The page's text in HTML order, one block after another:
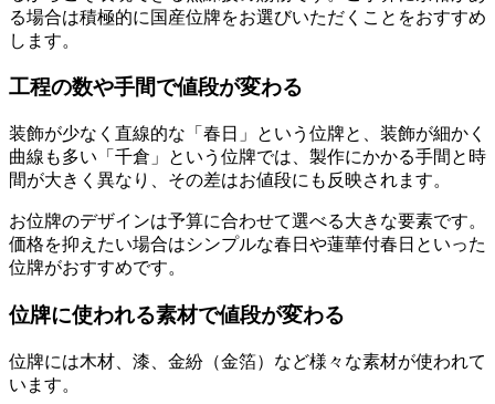
る場合は積極的に国産位牌をお選びいただくことをおすすめ
します。
工程の数や手間で値段が変わる
装飾が少なく直線的な「春日」という位牌と、装飾が細かく
曲線も多い「千倉」という位牌では、製作にかかる手間と時
間が大きく異なり、その差はお値段にも反映されます。
お位牌のデザインは予算に合わせて選べる大きな要素です。
価格を抑えたい場合はシンプルな春日や蓮華付春日といった
位牌がおすすめです。
位牌に使われる素材で値段が変わる
位牌には木材、漆、金紛（金箔）など様々な素材が使われて
います。